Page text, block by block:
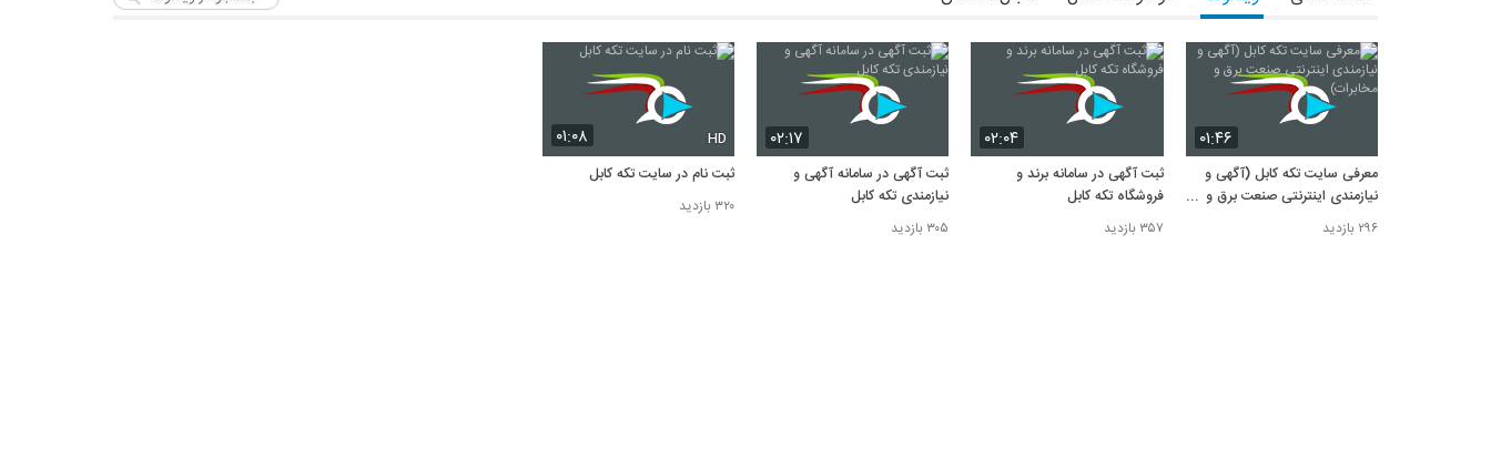
۰۱:۴۶
معرفی سایت تکه کابل (آگهی و
نیازمندی اینترنتی صنعت برق و
مخابرات)
۲۹۶ بازدید
۰۲:۰۴
ثبت آگهی در سامانه برند و
فروشگاه تکه کابل
۳۵۷ بازدید
۰۲:۱۷
ثبت آگهی در سامانه آگهی و
نیازمندی تکه کابل
۳۰۵ بازدید
۰۱:۰۸ HD
ثبت نام در سایت تکه کابل
۳۲۰ بازدید